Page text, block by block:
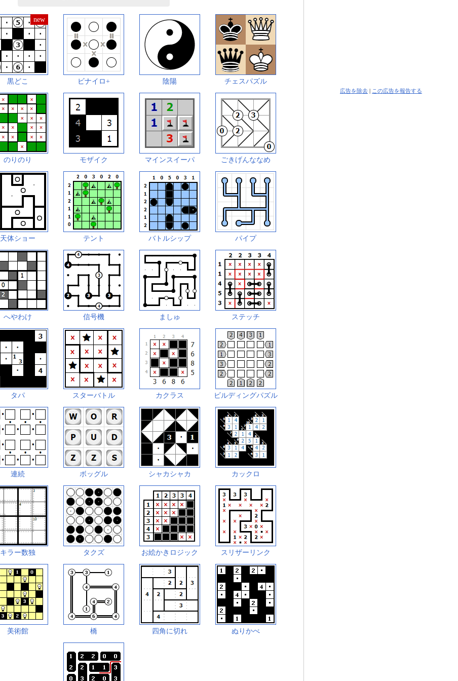
黒どこ ビナイロ+ 陰陽 チェスパズル
のりのり モザイク マインスイーパ ごきげんななめ
天体ショー テント バトルシップ パイプ
へやわけ 信号機 ましゅ ステッチ
タパ スターバトル カクラス ビルディングパズル
連続 ボッグル シャカシャカ カックロ
キラー数独 タクズ お絵かきロジック スリザーリンク
美術館 橋 四角に切れ ぬりかべ
広告を除去 | この広告を報告する